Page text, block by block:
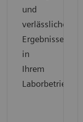
und
verlässliche
Ergebnisse
in
Ihrem
Laborbetrieb